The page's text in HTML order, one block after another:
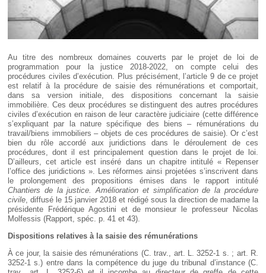
Au titre des nombreux domaines couverts par le projet de loi de
programmation pour la justice 2018-2022, on compte celui des
procédures civiles d’exécution. Plus précisément, l’article 9 de ce projet
est relatif à la procédure de saisie des rémunérations et comportait,
dans sa version initiale, des dispositions concernant la saisie
immobilière. Ces deux procédures se distinguent des autres procédures
civiles d’exécution en raison de leur caractère judiciaire (cette différence
s’expliquant par la nature spécifique des biens – rémunérations du
travail/biens immobiliers – objets de ces procédures de saisie). Or c’est
bien du rôle accordé aux juridictions dans le déroulement de ces
procédures, dont il est principalement question dans le projet de loi.
D’ailleurs, cet article est inséré dans un chapitre intitulé « Repenser
l’office des juridictions ». Les réformes ainsi projetées s’inscrivent dans
le prolongement des propositions émises dans le rapport intitulé
Chantiers de la justice. Amélioration et simplification de la procédure
civile, diffusé le 15 janvier 2018 et rédigé sous la direction de madame la
présidente Frédérique Agostini et de monsieur le professeur Nicolas
Molfessis (Rapport, spéc. p. 41 et 43).
Dispositions relatives à la saisie des rémunérations
À ce jour, la saisie des rémunérations (C. trav., art. L. 3252-1 s. ; art. R.
3252-1 s.) entre dans la compétence du juge du tribunal d’instance (C.